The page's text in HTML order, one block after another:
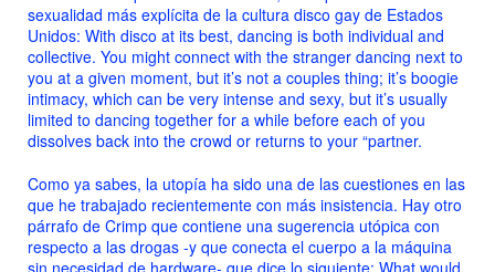
sexualidad más explícita de la cultura disco gay de Estados
Unidos: With disco at its best, dancing is both individual and
collective. You might connect with the stranger dancing next to
you at a given moment, but it’s not a couples thing; it’s boogie
intimacy, which can be very intense and sexy, but it’s usually
limited to dancing together for a while before each of you
dissolves back into the crowd or returns to your “partner.
Como ya sabes, la utopía ha sido una de las cuestiones en las
que he trabajado recientemente con más insistencia. Hay otro
párrafo de Crimp que contiene una sugerencia utópica con
respecto a las drogas -y que conecta el cuerpo a la máquina
sin necesidad de hardware- que dice lo siguiente: What would